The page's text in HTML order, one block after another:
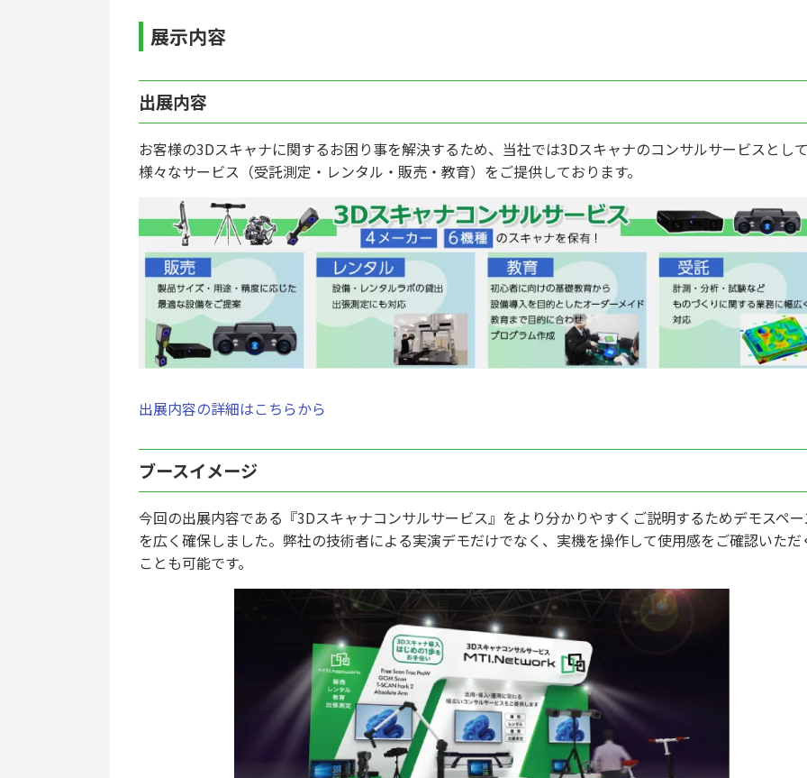
展示内容
出展内容
お客様の3Dスキャナに関するお困り事を解決するため、当社では3Dスキャナのコンサルサービスとし
様々なサービス（受託測定・レンタル・販売・教育）をご提供しております。
出展内容の詳細はこちらから
ブースイメージ
今回の出展内容である『3Dスキャナコンサルサービス』をより分かりやすくご説明するためデモスペ
を広く確保しました。弊社の技術者による実演デモだけでなく、実機を操作して使用感をご確認いただ
ことも可能です。